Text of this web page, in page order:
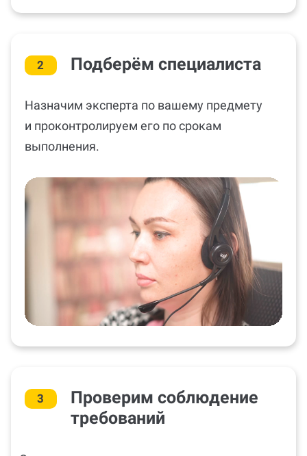
Назначим эксперта по вашему предмету
выполнения.
Проверим соблюдение